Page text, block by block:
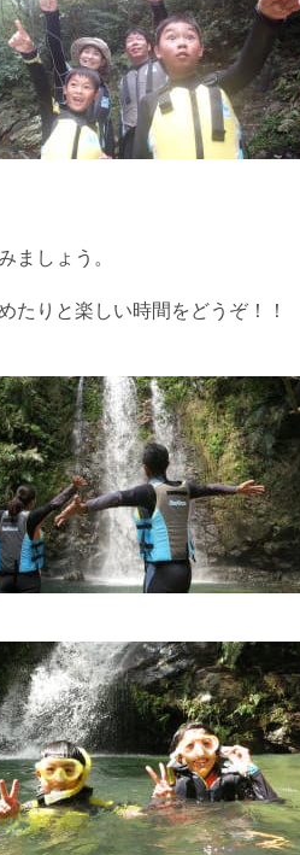
ましょう。
たりと楽しい時間をどうぞ！！